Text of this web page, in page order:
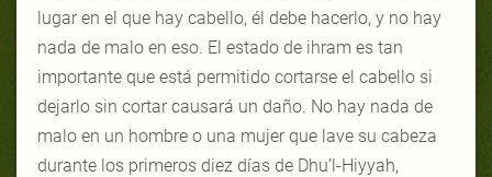
lugar en el que hay cabello, él debe hacerlo, y no hay
nada de malo en eso. El estado de ihram es tan
importante que está permitido cortarse el cabello si
dejarlo sin cortar causará un daño. No hay nada de
malo en un hombre o una mujer que lave su cabeza
durante los primeros diez días de Dhu’l-Hiyyah,